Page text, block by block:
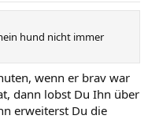
hund nicht immer
wenn er brav war
dann lobst Du Ihn über
erweiterst Du die